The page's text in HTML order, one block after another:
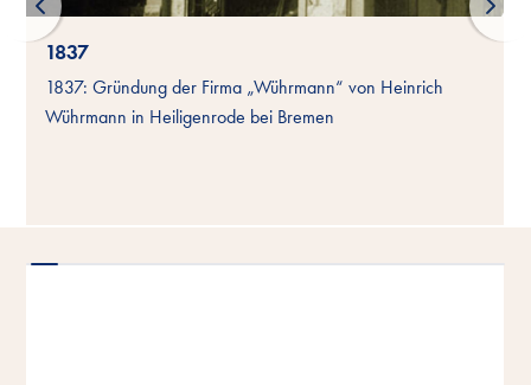
1837
1837: Gründung der Firma „Wührmann“ von Heinrich
Wührmann in Heiligenrode bei Bremen